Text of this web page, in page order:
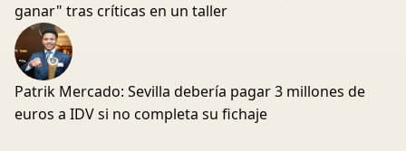
ganar" tras críticas en un taller
Patrik Mercado: Sevilla debería pagar 3 millones de
euros a IDV si no completa su fichaje